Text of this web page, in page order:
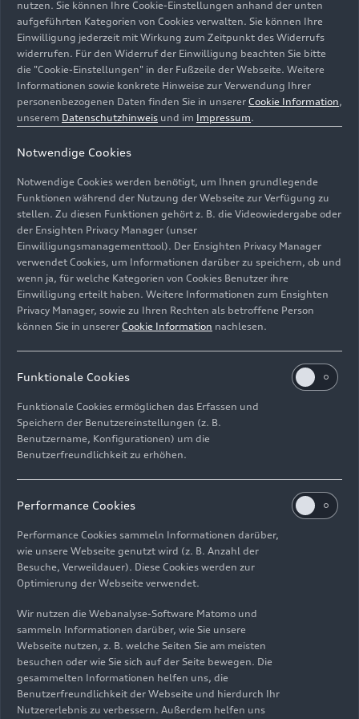
Bei einem Talk-Abend mit dem renommierten
Astrophysiker Harald Lesch und dem Zeitforscher Jonas
Geissler ließ die Stiftung die ersten 15 Jahre ihres
Wirkens im Ingolstädter Kulturzentrum Revue
passieren.
Bild-Nr: A244488 · Copyright: AUDI AG
Rechte: Verwendung für Pressezwecke honorarfrei
ImpressumRechtliches
Hinweisgebersystem
Informationen zur BarrierefreiheitKontakt
© 2026 AUDI AG. Alle Rechte vorbehalten.
EN
Die Angaben zu Kraftstoffverbrauch, Stromverbrauch, CO₂-
Emissionen und elektrischer Reichweite wurden nach dem
gesetzlich vorgeschriebenen Messverfahren „Worldwide
Harmonized Light Vehicles Test Procedure“ (WLTP) gemäß
Verordnung (EG) 715/2007 ermittelt. Zusatzausstattungen und
nutzen. Sie können Ihre Cookie-Einstellungen anhand der unten
aufgeführten Kategorien von Cookies verwalten. Sie können Ihre
Einwilligung jederzeit mit Wirkung zum Zeitpunkt des Widerrufs
widerrufen. Für den Widerruf der Einwilligung beachten Sie bitte
die "Cookie-Einstellungen" in der Fußzeile der Webseite. Weitere
Informationen sowie konkrete Hinweise zur Verwendung Ihrer
personenbezogenen Daten finden Sie in unserer Cookie Information,
unserem Datenschutzhinweis und im Impressum.
Notwendige Cookies
Notwendige Cookies werden benötigt, um Ihnen grundlegende
Funktionen während der Nutzung der Webseite zur Verfügung zu
stellen. Zu diesen Funktionen gehört z. B. die Videowiedergabe oder
der Ensighten Privacy Manager (unser
Einwilligungsmanagementtool). Der Ensighten Privacy Manager
verwendet Cookies, um Informationen darüber zu speichern, ob und
wenn ja, für welche Kategorien von Cookies Benutzer ihre
Einwilligung erteilt haben. Weitere Informationen zum Ensighten
Privacy Manager, sowie zu Ihren Rechten als betroffene Person
können Sie in unserer Cookie Information nachlesen.
Funktionale Cookies
Funktionale Cookies ermöglichen das Erfassen und
Speichern der Benutzereinstellungen (z. B.
Benutzername, Konfigurationen) um die
Benutzerfreundlichkeit zu erhöhen.
Performance Cookies
Performance Cookies sammeln Informationen darüber,
wie unsere Webseite genutzt wird (z. B. Anzahl der
Besuche, Verweildauer). Diese Cookies werden zur
Optimierung der Webseite verwendet.
Wir nutzen die Webanalyse-Software Matomo und
sammeln Informationen darüber, wie Sie unsere
Webseite nutzen, z. B. welche Seiten Sie am meisten
besuchen oder wie Sie sich auf der Seite bewegen. Die
gesammelten Informationen helfen uns, die
Benutzerfreundlichkeit der Webseite und hierdurch Ihr
Nutzererlebnis zu verbessern. Außerdem helfen uns